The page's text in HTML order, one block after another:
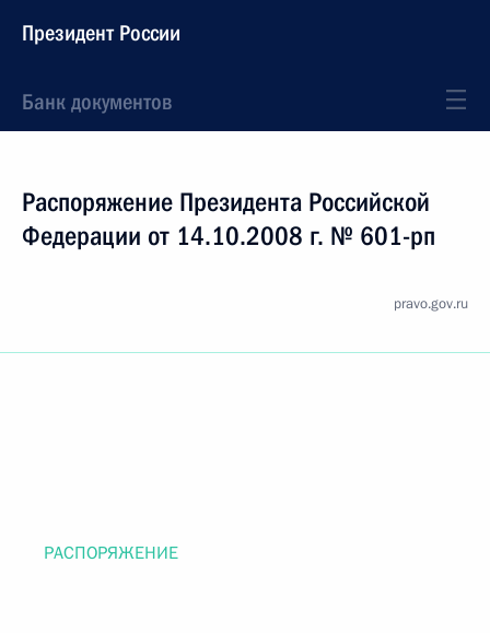
Президент России
Банк документов
Распоряжение Президента Российской
Федерации от 14.10.2008 г. № 601-рп
pravo.gov.ru
РАСПОРЯЖЕНИЕ